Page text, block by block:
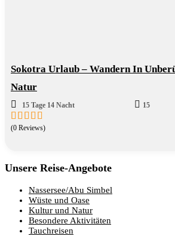
Sokotra Urlaub – Wandern In
Natur
15 Tage 14 Nacht 15
0
5
(0 Reviews)
Unsere Reise-Angebote
Nassersee/Abu Simbel
Wüste und Oase
Kultur und Natur
Besondere Aktivitäten
Tauchreisen